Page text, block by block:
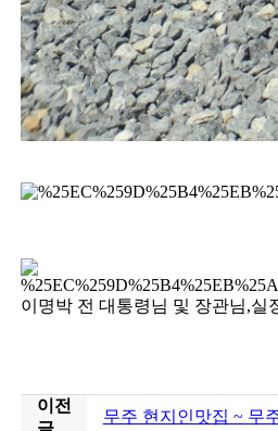
이명박 전 대통령님 및 장관님,실
이전
무주 현지인맛집 ~ 무